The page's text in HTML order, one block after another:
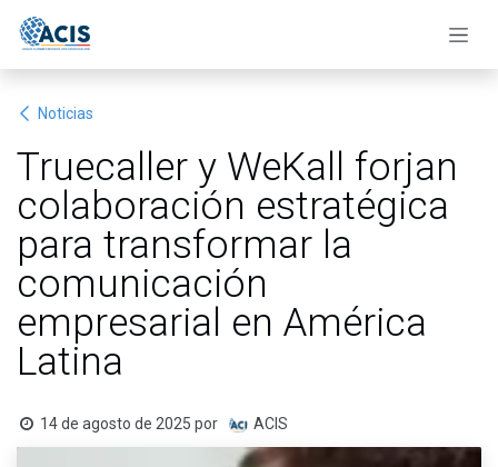
Noticias
Truecaller y WeKall forjan
colaboración estratégica
para transformar la
comunicación
empresarial en América
Latina
14 de agosto de 2025 por ACIS